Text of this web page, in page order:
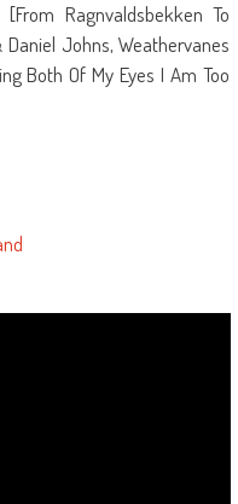
Ragnvaldsbekken To
Johns, Weathervanes
Both Of My Eyes I Am Too